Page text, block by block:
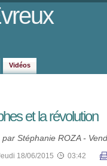
Vidéos
et la révolution
Stéphanie ROZA -
18/06/2015 03:42